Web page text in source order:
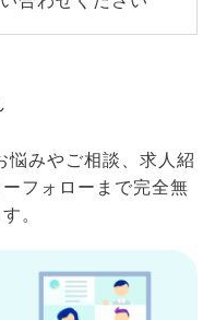
悩みやご相談、求人紹
フォローまで完全無
。